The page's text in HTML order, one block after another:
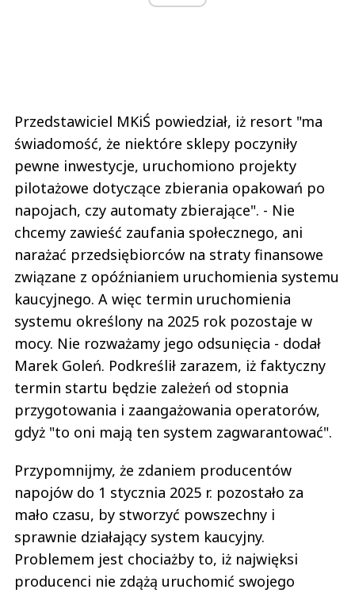
Przedstawiciel MKiŚ powiedział, iż resort "ma
świadomość, że niektóre sklepy poczyniły
pewne inwestycje, uruchomiono projekty
pilotażowe dotyczące zbierania opakowań po
napojach, czy automaty zbierające". - Nie
chcemy zawieść zaufania społecznego, ani
narażać przedsiębiorców na straty finansowe
związane z opóźnianiem uruchomienia systemu
kaucyjnego. A więc termin uruchomienia
systemu określony na 2025 rok pozostaje w
mocy. Nie rozważamy jego odsunięcia - dodał
Marek Goleń. Podkreślił zarazem, iż faktyczny
termin startu będzie zależeń od stopnia
przygotowania i zaangażowania operatorów,
gdyż "to oni mają ten system zagwarantować".
Przypomnijmy, że zdaniem producentów
napojów do 1 stycznia 2025 r. pozostało za
mało czasu, by stworzyć powszechny i
sprawnie działający system kaucyjny.
Problemem jest chociażby to, iż najwięksi
producenci nie zdążą uruchomić swojego